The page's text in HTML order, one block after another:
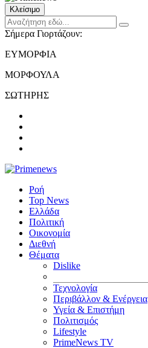
Κλείσιμο
Σήμερα Γιορτάζουν:
ΕΥΜΟΡΦΙΑ
ΜΟΡΦΟΥΛΑ
ΣΩΤΗΡΗΣ
Ροή
Top News
Ελλάδα
Πολιτική
Οικονομία
Διεθνή
Θέματα
Dislike
Τεχνολογία
Περιβάλλον & Ενέργεια
Υγεία & Επιστήμη
Πολιτισμός
Lifestyle
PrimeNews TV